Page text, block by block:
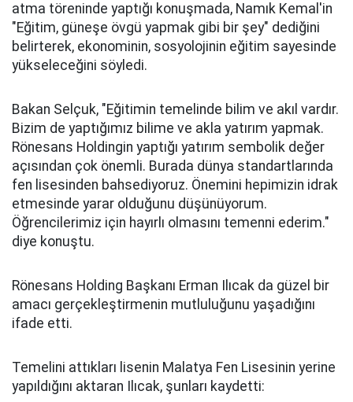
atma töreninde yaptığı konuşmada, Namık Kemal'in
"Eğitim, güneşe övgü yapmak gibi bir şey" dediğini
belirterek, ekonominin, sosyolojinin eğitim sayesinde
yükseleceğini söyledi.
Bakan Selçuk, "Eğitimin temelinde bilim ve akıl vardır.
Bizim de yaptığımız bilime ve akla yatırım yapmak.
Rönesans Holdingin yaptığı yatırım sembolik değer
açısından çok önemli. Burada dünya standartlarında
fen lisesinden bahsediyoruz. Önemini hepimizin idrak
etmesinde yarar olduğunu düşünüyorum.
Öğrencilerimiz için hayırlı olmasını temenni ederim."
diye konuştu.
Rönesans Holding Başkanı Erman Ilıcak da güzel bir
amacı gerçekleştirmenin mutluluğunu yaşadığını
ifade etti.
Temelini attıkları lisenin Malatya Fen Lisesinin yerine
yapıldığını aktaran Ilıcak, şunları kaydetti: